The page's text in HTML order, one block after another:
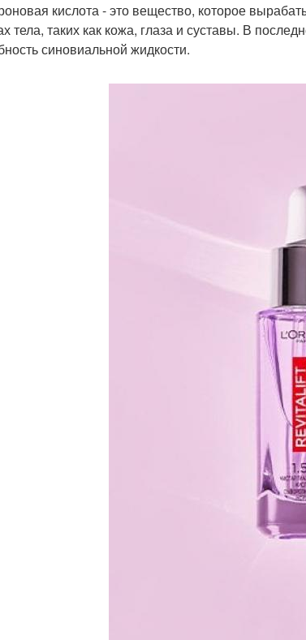
кислота - это вещество, которое
тела, таких как кожа, глаза и суставы. В
синовиальной жидкости.